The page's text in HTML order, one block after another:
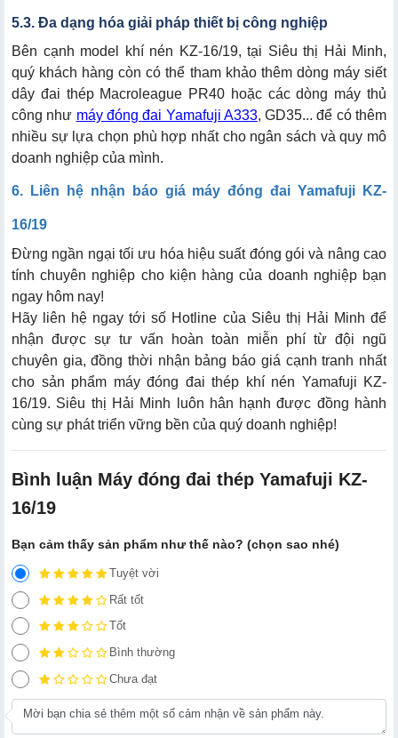
5.3. Đa dạng hóa giải pháp thiết bị công nghiệp
Bên cạnh model khí nén KZ-16/19, tại Siêu thị Hải Minh,
quý khách hàng còn có thể tham khảo thêm dòng máy siết
dây đai thép Macroleague PR40 hoặc các dòng máy thủ
công như máy đóng đai Yamafuji A333, GD35... để có thêm
nhiều sự lựa chọn phù hợp nhất cho ngân sách và quy mô
doanh nghiệp của mình.
6. Liên hệ nhận báo giá máy đóng đai Yamafuji KZ-
16/19
Đừng ngần ngại tối ưu hóa hiệu suất đóng gói và nâng cao
tính chuyên nghiệp cho kiện hàng của doanh nghiệp bạn
ngay hôm nay!
Hãy liên hệ ngay tới số Hotline của Siêu thị Hải Minh để
nhận được sự tư vấn hoàn toàn miễn phí từ đội ngũ
chuyên gia, đồng thời nhận bảng báo giá cạnh tranh nhất
cho sản phẩm máy đóng đai thép khí nén Yamafuji KZ-
16/19. Siêu thị Hải Minh luôn hân hạnh được đồng hành
cùng sự phát triển vững bền của quý doanh nghiệp!
Bình luận Máy đóng đai thép Yamafuji KZ-
16/19
Bạn cảm thấy sản phẩm như thế nào? (chọn sao nhé)
Tuyệt vời
Rất tốt
Tốt
Bình thường
Chưa đạt